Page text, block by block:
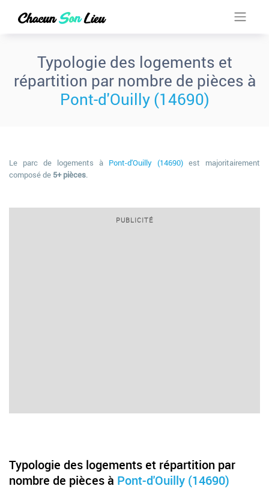
Typologie des logements et
répartition par nombre de pièces à
Pont-d'Ouilly (14690)
Le parc de logements à Pont-d'Ouilly (14690) est majoritairement
composé de 5+ pièces.
PUBLICITÉ
Typologie des logements et répartition par
nombre de pièces à Pont-d'Ouilly (14690)